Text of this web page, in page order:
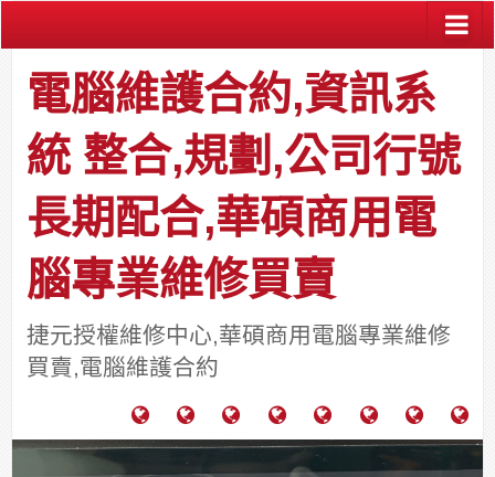
電腦維護合約,資訊系
統 整合,規劃,公司行號
長期配合,華碩商用電
腦專業維修買賣
捷元授權維修中心,華碩商用電腦專業維修
買賣,電腦維護合約
腦
功
於
力
通
報
視
舍
網
中
團
法